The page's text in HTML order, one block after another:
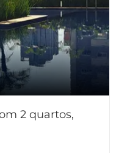
2 quartos,